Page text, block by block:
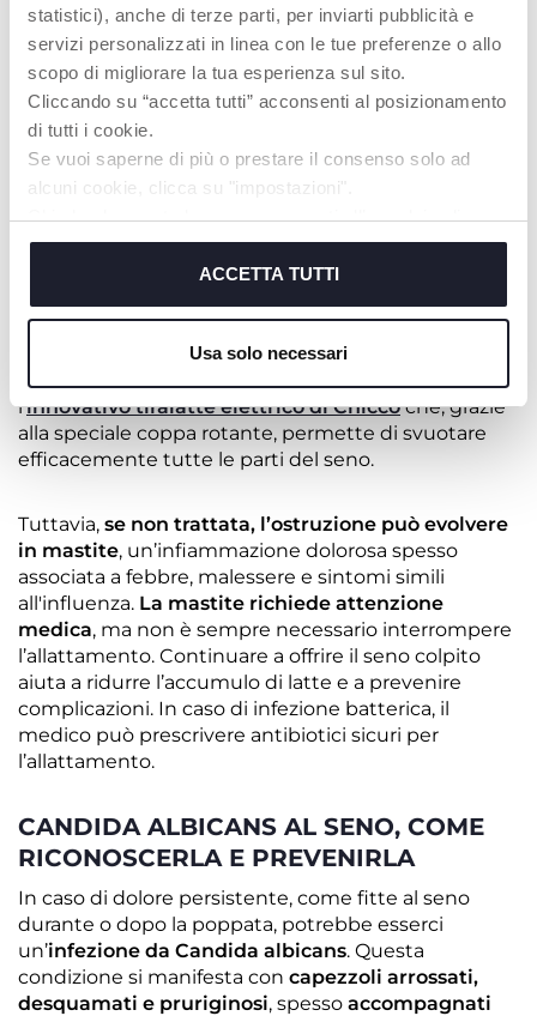
statistici), anche di terze parti, per inviarti pubblicità e
servizi personalizzati in linea con le tue preferenze o allo
scopo di migliorare la tua esperienza sul sito.
Cliccando su “accetta tutti” acconsenti al posizionamento
di tutti i cookie.
Se vuoi saperne di più o prestare il consenso solo ad
alcuni cookie, clicca su "impostazioni".
Chiudendo questo banner acconsenti all’uso dei soli
cookie tecnici, indispensabili per fruire del servizio
ACCETTA TUTTI
Usa solo necessari
DOTTI OSTRUITI E MASTITE: QUANDO E
COME INTERVENIRE?
Se il latte non defluisce correttamente da una
specifica area del seno, può verificarsi l’ostruzione di
un dotto galattoforo. Questa condizione provoca un
seno duro e dolorante , con la formazione di noduli
localizzati . Indumenti stretti o pressioni eccessive
problema.
Il trattamento è simile a quello dell’ingorgo: è
necessarioaumentare le poppate e variare le
posizioni per favorire il drenaggio completo del
seno.In questo caso puoi aiutarti con Stimolatte,
l'innovativo tiralatte elettrico di Chiccoche, grazie
alla speciale coppa rotante, permette di svuotare
efficacemente tutte le parti del seno.
Tuttavia, se non trattata, l’ostruzione può evolvere
in mastite, un’infiammazione dolorosa spesso
associata a febbre, malessere e sintomi simili
all'influenza. La mastite richiede attenzione
medica, ma non è sempre necessario interrompere
l’allattamento. Continuare a offrire il seno colpito
aiuta a ridurre l’accumulo di latte e a prevenire
complicazioni. In caso di infezione batterica, il
medico può prescrivere antibiotici sicuri per
l’allattamento.
CANDIDA ALBICANS AL SENO, COME
RICONOSCERLA E PREVENIRLA
In caso di dolore persistente, come fitte al seno
durante o dopo la poppata, potrebbe esserci
un’infezione da Candida albicans. Questa
condizione si manifesta con capezzoli arrossati,
desquamati e pruriginosi, spesso accompagnati